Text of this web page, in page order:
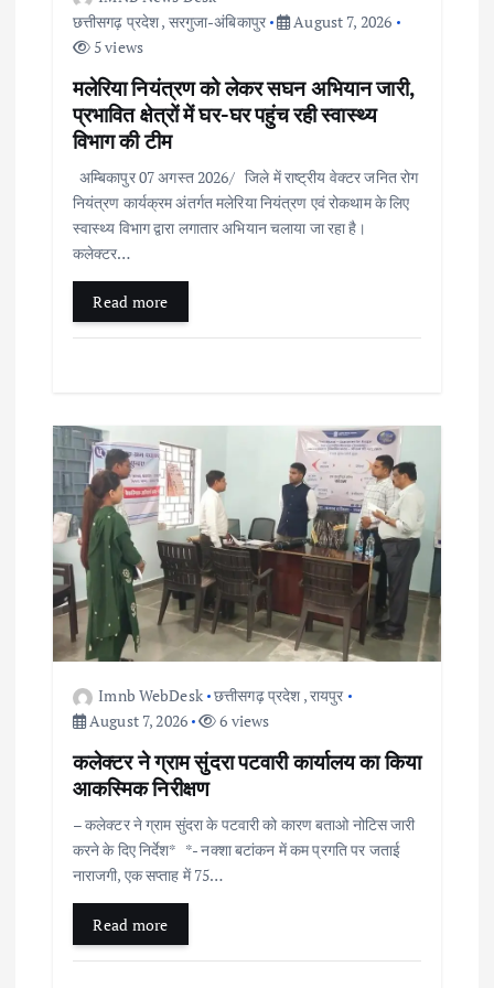
छत्तीसगढ़ प्रदेश, सरगुजा-अंबिकापुर
August 7, 2026
5 views
मलेरिया नियंत्रण को लेकर सघन अभियान जारी,
प्रभावित क्षेत्रों में घर-घर पहुंच रही स्वास्थ्य
विभाग की टीम
अम्बिकापुर 07 अगस्त 2026/ जिले में राष्ट्रीय वेक्टर जनित रोग
नियंत्रण कार्यक्रम अंतर्गत मलेरिया नियंत्रण एवं रोकथाम के लिए
स्वास्थ्य विभाग द्वारा लगातार अभियान चलाया जा रहा है।
कलेक्टर…
Read more
Imnb WebDesk छत्तीसगढ़ प्रदेश ,रायपुर
August 7, 2026
6 views
कलेक्टर ने ग्राम सुंदरा पटवारी कार्यालय का किया
आकस्मिक निरीक्षण
– कलेक्टर ने ग्राम सुंदरा के पटवारी को कारण बताओ नोटिस जारी
करने के दिए निर्देश* *- नक्शा बटांकन में कम प्रगति पर जताई
नाराजगी, एक सप्ताह में 75…
Read more